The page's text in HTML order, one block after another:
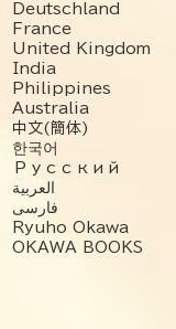
Deutschland
France
United Kingdom
India
Philippines
Australia
中文(簡体)
한국어
Русский
العربية‏
فارسی
Ryuho Okawa
OKAWA BOOKS